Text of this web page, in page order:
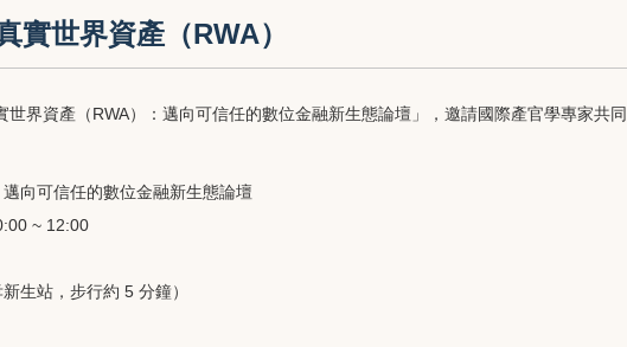
實世界資產（RWA）
界資產（RWA）：邁向可信任的數位金融新生態論壇」，邀請國際產官學專家共同
向可信任的數位金融新生態論壇
~ 12:00
生站，步行約 5 分鐘）